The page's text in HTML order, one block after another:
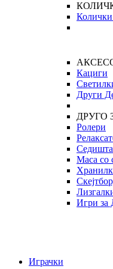
Колички
Кациги
Други
ДРУГО
Ролери
Маса со
Игри за
Играчки